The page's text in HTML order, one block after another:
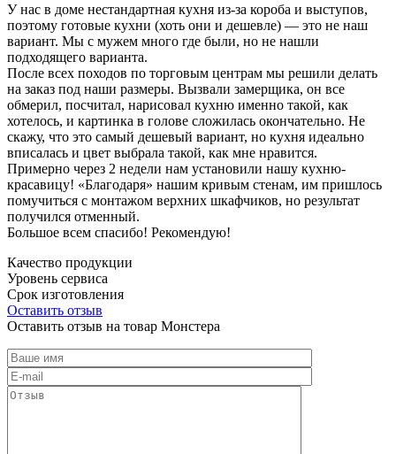
У нас в доме нестандартная кухня из-за короба и выступов,
поэтому готовые кухни (хоть они и дешевле) — это не наш
вариант. Мы с мужем много где были, но не нашли
подходящего варианта.
После всех походов по торговым центрам мы решили делать
на заказ под наши размеры. Вызвали замерщика, он все
обмерил, посчитал, нарисовал кухню именно такой, как
хотелось, и картинка в голове сложилась окончательно. Не
скажу, что это самый дешевый вариант, но кухня идеально
вписалась и цвет выбрала такой, как мне нравится.
Примерно через 2 недели нам установили нашу кухню-
красавицу! «Благодаря» нашим кривым стенам, им пришлось
помучиться с монтажом верхних шкафчиков, но результат
получился отменный.
Большое всем спасибо! Рекомендую!
Качество продукции
Уровень сервиса
Срок изготовления
Оставить отзыв
Оставить отзыв на товар Монстера